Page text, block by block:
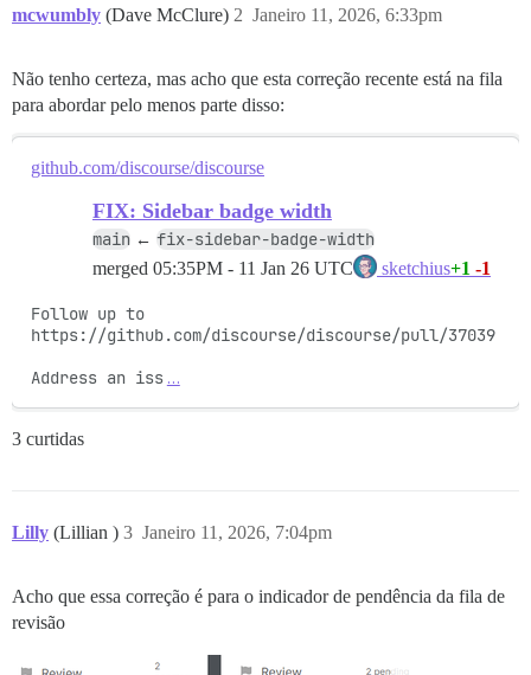
mcwumbly (Dave McClure) Janeiro 11, 2026, 6:33pm
2
Não tenho certeza, mas acho que esta correção recente está na fila
para abordar pelo menos parte disso:
github.com/discourse/discourse
FIX: Sidebar badge width
main ← fix-sidebar-badge-width
merged 05:35PM - 11 Jan 26 UTC sketchius+1 -1
Follow up to
https://github.com/discourse/discourse/pull/37039
Address an iss …
3 curtidas
Lilly (Lillian ) Janeiro 11, 2026, 7:04pm
3
Acho que essa correção é para o indicador de pendência da fila de
revisão